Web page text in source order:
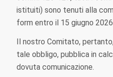
istituiti) sono tenuti alla
form entro il 15 giugno 2026
Il nostro Comitato,
tale obbligo, pubblica in
dovuta comunicazione.